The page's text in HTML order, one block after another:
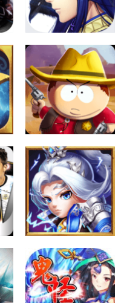
卡牌戰鬥
將星之演武 修改器
1.1.0
1.21K
卡牌戰鬥
南方四賤客：電話破
壞狂 修改器2.1.0
1.96K
卡牌戰鬥
霸業縱橫 修改器1.0